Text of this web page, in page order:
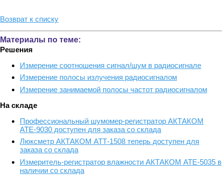
Возврат к списку
Материалы по теме:
Решения
Измерение соотношения сигнал/шум в радиосигнале
Измерение полосы излучения радиосигналом
Измерение занимаемой полосы частот радиосигналом
На складе
Профессиональный шумомер-регистратор АКТАКОМ
АТЕ-9030 доступен для заказа со склада
Люксметр АКТАКОМ АТТ-1508 теперь доступен для
заказа со склада
Измеритель-регистратор влажности АКТАКОМ АТЕ-5035 в
наличии со склада